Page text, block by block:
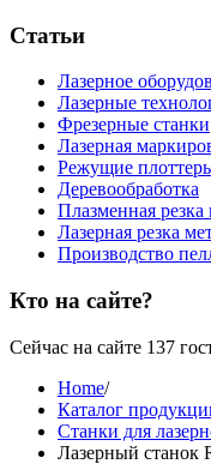
Статьи
Лазерное
Лазерные
Фрезерные станки
Лазерная
Режущие
Деревообработка
Плазменная резка
Лазерная резка
Производство
Кто на сайте?
Сейчас на сайте 137
Home/
Каталог
Станки для
Лазерный станок